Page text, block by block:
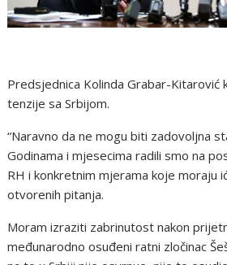
Predsjednica Kolinda Grabar-Kitarović
tenzije sa Srbijom.
“Naravno da ne mogu biti zadovoljna
Godinama i mjesecima radili smo na
RH i konkretnim mjerama koje moraju
otvorenih pitanja.
Moram izraziti zabrinutost nakon
međunarodno osuđeni ratni zločinac